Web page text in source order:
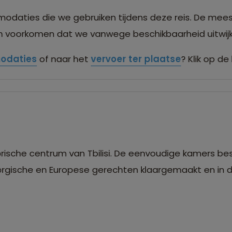
die we gebruiken tijdens deze reis. De
voorkomen dat we vanwege beschikbaarheid
of naar het vervoer ter plaatse? Klik op
centrum van Tbilisi. De eenvoudige kamers
en Europese gerechten klaargemaakt en in